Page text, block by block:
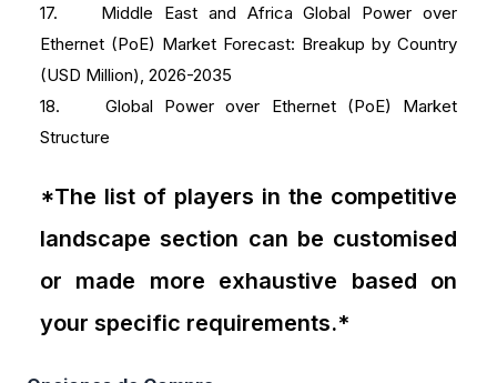
17. Middle East and Africa Global Power over
Ethernet (PoE) Market Forecast: Breakup by Country
(USD Million), 2026-2035
18. Global Power over Ethernet (PoE) Market
Structure
*The list of players in the competitive
landscape section can be customised
or made more exhaustive based on
your specific requirements.*